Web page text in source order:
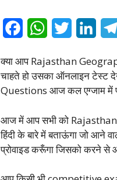
c
e
o
o
W
a
t
A
p
i
t
e
r
n
k
d
I
क्या आप Rajasthan
चाहते हो उसका ऑनलाइन टेस्ट
Questions आज कल एग्जाम में पूछे
आज में आप सभी को Rajasthan
हिंदी के बारे में बताऊंगा जो आने
प्रोवाइड करूँगा जिसको करने से